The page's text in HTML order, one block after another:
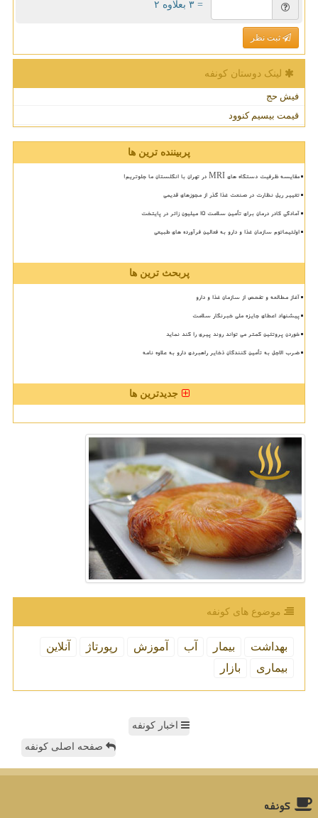
= ۳ بعلاوه ۲
ثبت نظر
لینک دوستان كونفه
فیش حج
قیمت بیسیم کنوود
پربیننده ترین ها
مقایسه ظرفیت دستگاه های MRI در تهران با انگلستان ما جلوتریم!
تغییر ریل نظارت در صنعت غذا گذر از مجوزهای قدیمی
آمادگی کادر درمان برای تأمین سلامت 15 میلیون زائر در پایتخت
اولتیماتوم سازمان غذا و دارو به فعالین فرآورده های طبیعی
پربحث ترین ها
آغاز مطالعه و تفحص از سازمان غذا و دارو
پیشنهاد اعطای جایزه ملی خبرنگار سلامت
خوردن پروتئین کمتر می تواند روند پیری را کند نماید
ضرب الاجل به تأمین کنندگان ذخایر راهبردی دارو به علاوه نامه
جدیدترین ها
موضوع های كونفه
بهداشت بیمار آب آموزش رپورتاژ
آنلاین
بیماری
بازار
اخبار کونفه
صفحه اصلی کونفه
كونفه